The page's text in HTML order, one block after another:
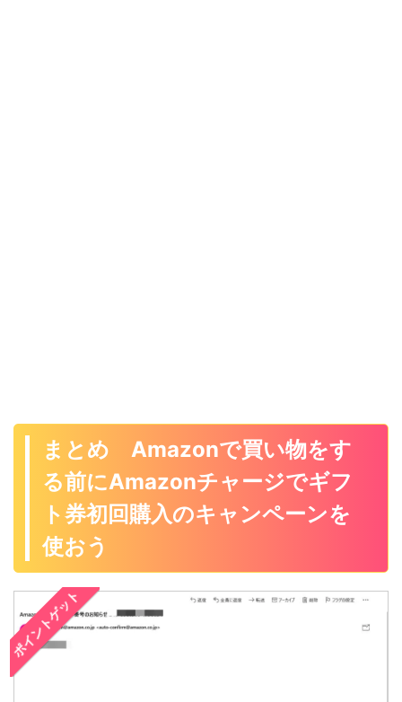
まとめ Amazonで買い物をす
る前にAmazonチャージでギフ
ト券初回購入のキャンペーンを
使おう
ポイントゲット